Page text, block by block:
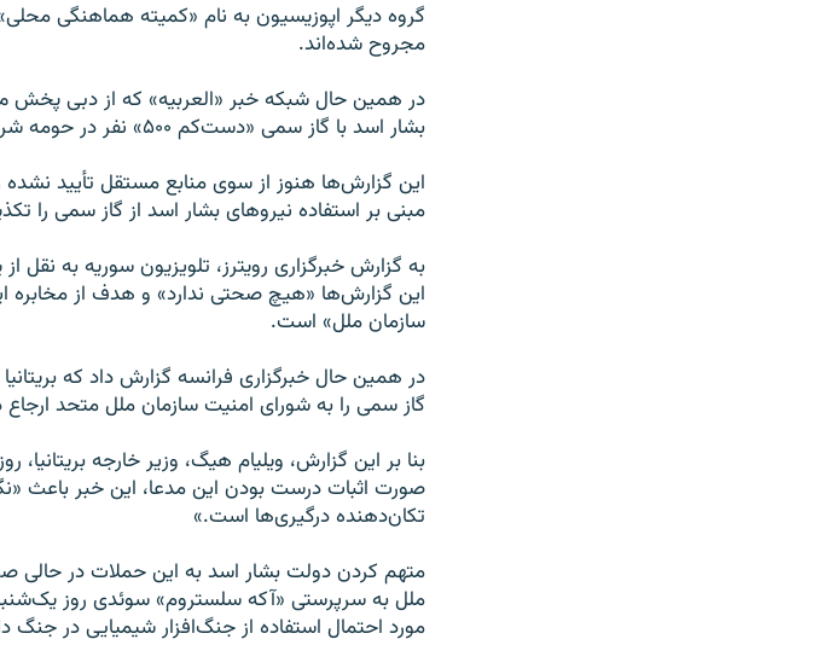
مجروح شده‌اند.
در همین حال شبکه خبر «العربیه» که از دبی پخش
بشار اسد با گاز سمی «دست‌کم ۵۰۰» نفر در حومه شرقی دمشق کشته شده‌اند.
این گزارش‌ها هنوز از سوی منابع مستقل تأیید
مبنی بر استفاده نیروهای بشار اسد از گاز سمی را
به گزارش خبرگزاری رویترز، تلویزیون سوریه به
این گزارش‌ها «هیچ صحتی ندارد» و هدف از مخابره
سازمان ملل» است.
در همین حال خبرگزاری فرانسه گزارش داد که
گاز سمی را به شورای امنیت سازمان ملل متحد
بنا بر این گزارش، ویلیام هیگ، وزیر خارجه
صورت اثبات درست بودن این مدعا، این خبر باعث
تکان‌دهنده درگیری‌ها است.»
مورد احتمال استفاده از جنگ‌افزار شیمیایی در